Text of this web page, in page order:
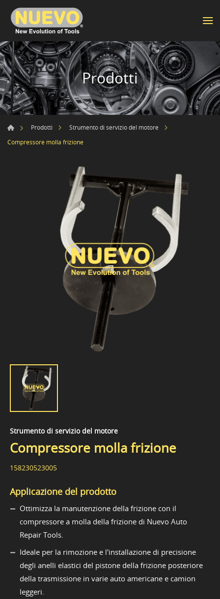
Prodotti
Prodotti
Strumento di servizio del motore
Compressore molla frizione
Strumento di servizio del motore
Compressore molla frizione
158230523005
Applicazione del prodotto
Ottimizza la manutenzione della frizione con il
compressore a molla della frizione di Nuevo Auto
Repair Tools.
Ideale per la rimozione e l'installazione di precisione
degli anelli elastici del pistone della frizione posteriore
della trasmissione in varie auto americane e camion
leggeri.